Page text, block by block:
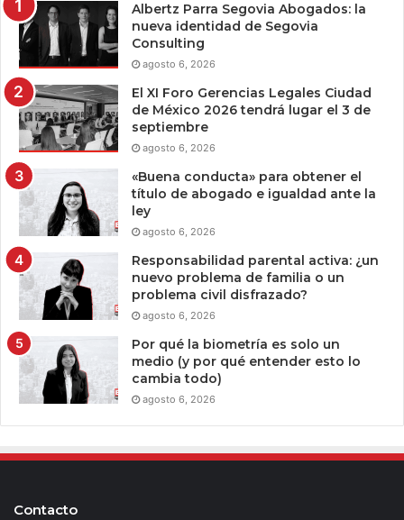
Albertz Parra Segovia Abogados: la
nueva identidad de Segovia
Consulting
agosto 6, 2026
El XI Foro Gerencias Legales Ciudad
de México 2026 tendrá lugar el 3 de
septiembre
agosto 6, 2026
«Buena conducta» para obtener el
título de abogado e igualdad ante la
ley
agosto 6, 2026
Responsabilidad parental activa: ¿un
nuevo problema de familia o un
problema civil disfrazado?
agosto 6, 2026
Por qué la biometría es solo un
medio (y por qué entender esto lo
cambia todo)
agosto 6, 2026
Contacto